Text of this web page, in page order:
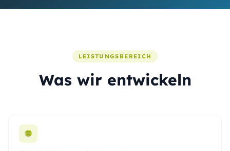
LEISTUNGSBEREICH
Was wir entwickeln